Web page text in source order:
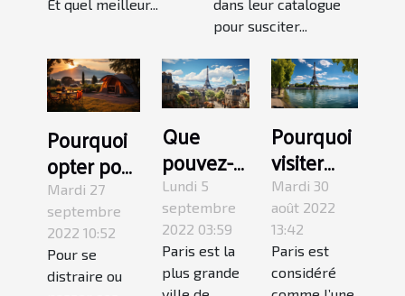
Et quel meilleur...
dans leur catalogue
pour susciter...
Pourquoi
opter pour
un
camping
à
Grenoble
Mardi 27
septembre
2022 10:52
Pour se
distraire ou
Que
pouvez-
vous faire
à Paris ?
Lundi 5
septembre
2022 03:59
Paris est la
plus grande
Pourquoi
visiter
Paris ?
Mardi 30
août 2022
13:42
Paris est
considéré